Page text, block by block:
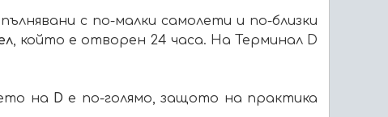
с по-малки самолети и по-близки
, който е отворен 24 часа. На Терминал D
на D е по-голямо, защото на практика